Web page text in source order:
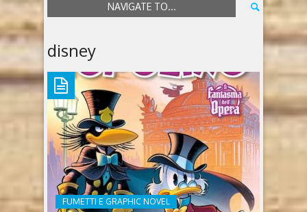
NAVIGATE TO...
disney
FUMETTI E GRAPHIC NOVEL